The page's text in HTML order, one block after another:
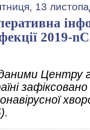
13
2019-
Центру